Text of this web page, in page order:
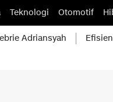
Teknologi Otomotif
Adriansyah